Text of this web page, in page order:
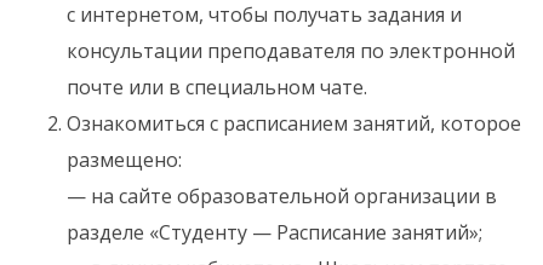
с интернетом, чтобы получать задания и
консультации преподавателя по электронной
почте или в специальном чате.
Ознакомиться с расписанием занятий, которое
размещено:
— на сайте образовательной организации в
разделе «Студенту — Расписание занятий»;